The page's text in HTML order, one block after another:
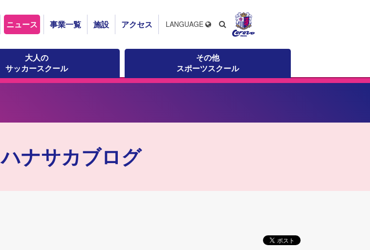
ニュース 事業一覧 施設 アクセス
大人の
サッカースクール
その他
スポーツスクール
LANGUAGE
ハナサカブログ